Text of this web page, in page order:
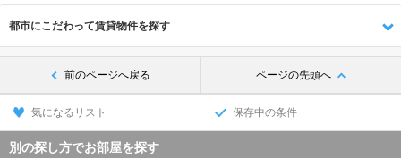
都市にこだわって賃貸物件を探す
前のページへ戻る ページの先頭へ
気になるリスト 保存中の条件
別の探し方でお部屋を探す